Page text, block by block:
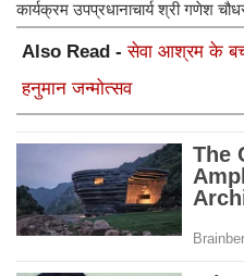
कार्यक्रम उपप्रधानाचार्य श्री गणेश
Also Read -सेवा आश्रम के
हनुमान जन्मोत्सव